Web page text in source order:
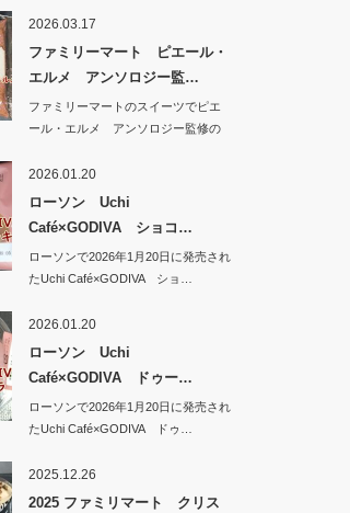
2026.03.17
ファミリーマート ピエール・
エルメ アンソロジー監…
ファミリーマートのスイーツでピエ
ール・エルメ アンソロジー監修の
2026.01.20
ローソン Uchi
Café×GODIVA ショコ…
ローソンで2026年1月20日に発売され
たUchi Café×GODIVA ショ…
2026.01.20
ローソン Uchi
Café×GODIVA ドゥー…
ローソンで2026年1月20日に発売され
たUchi Café×GODIVA ドゥ…
2025.12.26
2025 ファミリマート クリス